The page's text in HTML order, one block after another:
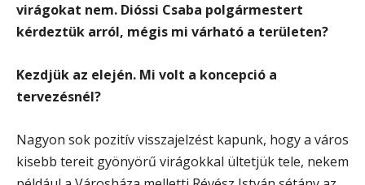
virágokat nem. Dióssi Csaba polgármestert
kérdeztük arról, mégis mi várható a területen?
Kezdjük az elején. Mi volt a koncepció a
tervezésnél?
Nagyon sok pozitív visszajelzést kapunk, hogy a város
kisebb tereit gyönyörű virágokkal ültetjük tele, nekem